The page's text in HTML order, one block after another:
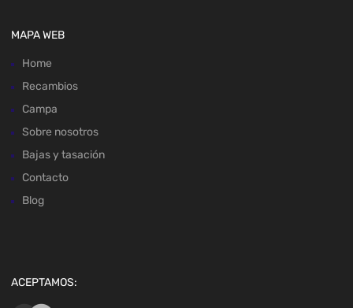
MAPA WEB
Home
Recambios
Campa
Sobre nosotros
Bajas y tasación
Contacto
Blog
ACEPTAMOS: